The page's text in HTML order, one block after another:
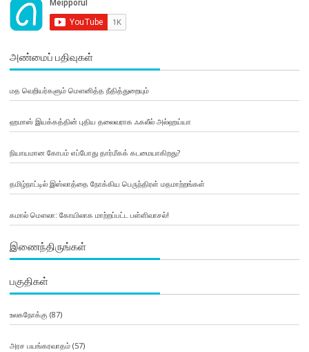
அண்மைப் பதிவுகள்
மத வெறியர்களும் மௌனித்த நீதித்துறையும்
ஹமாஸ் இயக்கத்தின் புதிய தலைவராக ஃகலீல் அல்ஹய்யா
நியாயமான கோபம் எப்போது தார்மீகக் கடமையாகிறது?
தமிழ்நாட்டில் இஸ்லாத்தை நோக்கிய பெருந்திரள் மதமாற்றங்கள்
கமால் மௌலா: கோயிலாக மாற்றப்பட்ட பள்ளிவாசல்!
இணைந்திருங்கள்
பகுதிகள்
உலகநோக்கு (87)
அரச பயங்கரவாதம்(57)